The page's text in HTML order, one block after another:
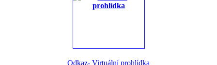
Odkaz- Virtuální prohlídka